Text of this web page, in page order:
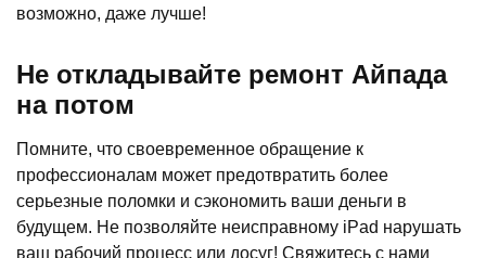
возможно, даже лучше!
Не откладывайте ремонт Айпада
на потом
Помните, что своевременное обращение к
профессионалам может предотвратить более
серьезные поломки и сэкономить ваши деньги в
будущем. Не позволяйте неисправному iPad нарушать
ваш рабочий процесс или досуг! Свяжитесь с нами